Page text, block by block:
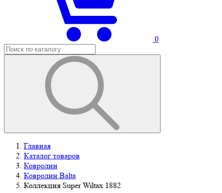
0
Главная
Каталог товаров
Ковролин
Ковролин Balta
Коллекция Super Wiltax 1882